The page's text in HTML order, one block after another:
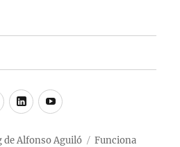
Instagram
LinkedinYoutube
Alfonso Aguiló Funciona